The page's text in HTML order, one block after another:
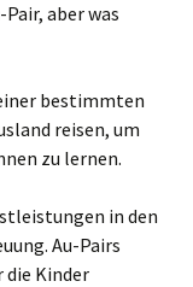
aber was
bestimmten
reisen, um
zu lernen.
in den
Au-Pairs
die Kinder